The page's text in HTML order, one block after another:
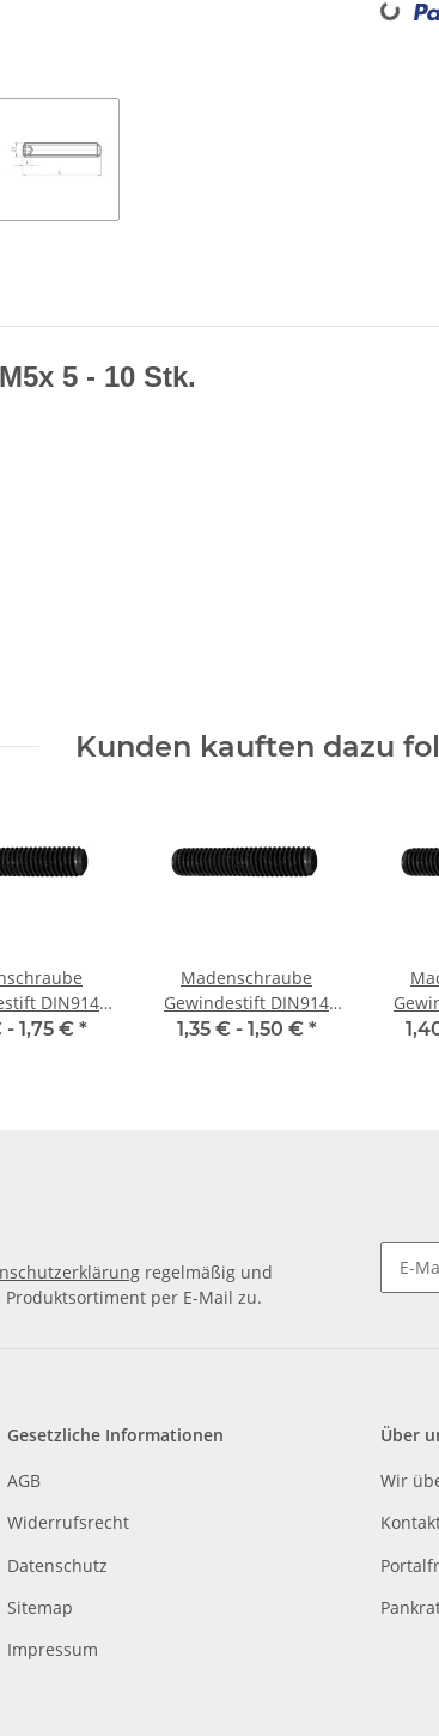
Loading...
5 - 10 Stk.
Kunden kauften dazu
DIN914
10x
- 1,75 € *
Madenschraube
Gewindestift DIN914
M4x 4 Spitze 10x
1,35 € - 1,50 € *
regelmäßig und
per E-Mail zu.
Gesetzliche Informationen
AGB
Widerrufsrecht
Datenschutz
Sitemap
Impressum
Über
Wir